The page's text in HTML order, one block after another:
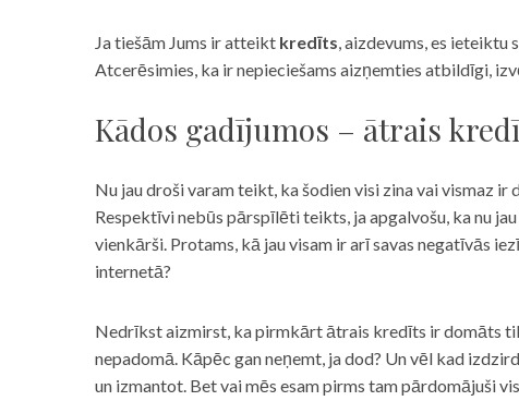
Ja tiešām Jums ir atteikt kredīts, aizdevums, es ieteiktu
Atcerēsimies, ka ir nepieciešams aizņemties atbildīgi,
Kādos gadījumos – ātrais
Nu jau droši varam teikt, ka šodien visi zina vai vismaz ir
Respektīvi nebūs pārspīlēti teikts, ja apgalvošu, ka nu
vienkārši. Protams, kā jau visam ir arī savas negatīvās
internetā?
Nedrīkst aizmirst, ka pirmkārt ātrais kredīts ir domāts
nepadomā. Kāpēc gan neņemt, ja dod? Un vēl kad
un izmantot. Bet vai mēs esam pirms tam pārdomājuši